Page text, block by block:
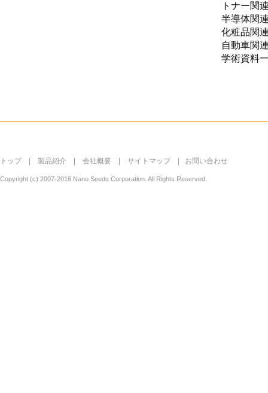
トナー関
半導体関
化粧品関
自動車関
学術資料
トップ 製品紹介 会社概要 サイトマップ お問い合わせ
Copyright (c) 2007-2016 Nano Seeds Corporation. All Rights Reserved.